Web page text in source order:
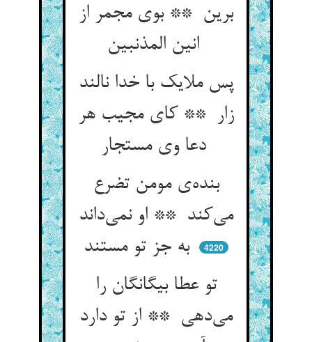
برین ** بوی مجمر از
پس ملایک با خدا نالند
زار ** کای مجیب هر
دعا وی مستجار
بنده‌ی مومن تضرع
می‌کند ** او نمی‌داند
به جز تو مستند
4220
تو عطا بیگانگان را
می‌دهی ** از تو دارد